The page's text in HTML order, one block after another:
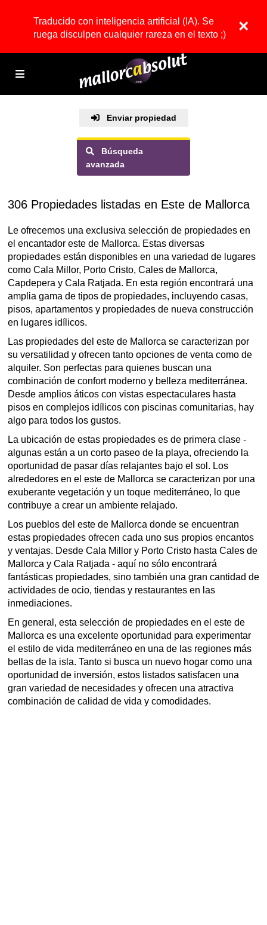
Traducido con inteligencia artificial (IA). Se
ruega disculpen cualquier rareza en el texto ;)
×
Enviar propiedad
Búsqueda
avanzada
306 Propiedades listadas en Este de Mallorca
Le ofrecemos una exclusiva selección de propiedades en
el encantador este de Mallorca. Estas diversas
propiedades están disponibles en una variedad de lugares
como Cala Millor, Porto Cristo, Cales de Mallorca,
Capdepera y Cala Ratjada. En esta región encontrará una
amplia gama de tipos de propiedades, incluyendo casas,
pisos, apartamentos y propiedades de nueva construcción
en lugares idílicos.
Las propiedades del este de Mallorca se caracterizan por
su versatilidad y ofrecen tanto opciones de venta como de
alquiler. Son perfectas para quienes buscan una
combinación de confort moderno y belleza mediterránea.
Desde amplios áticos con vistas espectaculares hasta
pisos en complejos idílicos con piscinas comunitarias, hay
algo para todos los gustos.
La ubicación de estas propiedades es de primera clase -
algunas están a un corto paseo de la playa, ofreciendo la
oportunidad de pasar días relajantes bajo el sol. Los
alrededores en el este de Mallorca se caracterizan por una
exuberante vegetación y un toque mediterráneo, lo que
contribuye a crear un ambiente relajado.
Los pueblos del este de Mallorca donde se encuentran
estas propiedades ofrecen cada uno sus propios encantos
y ventajas. Desde Cala Millor y Porto Cristo hasta Cales de
Mallorca y Cala Ratjada - aquí no sólo encontrará
fantásticas propiedades, sino también una gran cantidad de
actividades de ocio, tiendas y restaurantes en las
inmediaciones.
En general, esta selección de propiedades en el este de
Mallorca es una excelente oportunidad para experimentar
el estilo de vida mediterráneo en una de las regiones más
bellas de la isla. Tanto si busca un nuevo hogar como una
oportunidad de inversión, estos listados satisfacen una
gran variedad de necesidades y ofrecen una atractiva
combinación de calidad de vida y comodidades.